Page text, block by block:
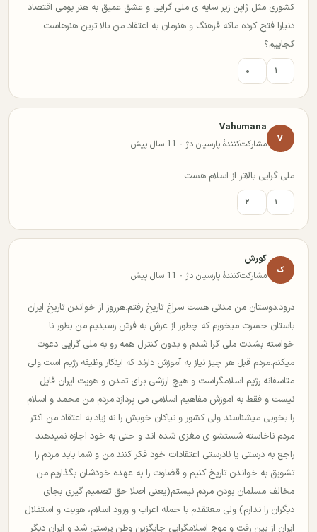
کشوری مثل ژاپن زیر سایه ی ملی گرایی و عشق عمیق به هنر بومی اقتصاد
دنیارا فتح کرده ماکه فرهنگ و هنرمان به اعتقاد من بالا ترین هنرهاست
کجاییم؟
۱ ۰
V
Vahumana
مشارکت‌کنندهٔ پارسیان دژ · 11 سال پیش
ملی گرایی بالاتر از اسلام هست.
۱ ۲
ک
کورش
مشارکت‌کنندهٔ پارسیان دژ · 11 سال پیش
درود.دوستان من مدتی هست سراغ تاریخ رفتم.هرروز از خواندن تاریخ ایران
باستان حسرت میخورم که چطور از عرش به فرش رسیدیم.من بطور نا
خواسته بشدت ملی گرا شدم و بدون کنترل همه رو به ملی گرایی دعوت
میکنم.مردم قبل هر چیز نیاز به آموزش دارند که اینکار وظیفه رژیم است.ولی
متاسفانه رژیم اسلامگراست و هیچ ارزشی برای تمدن و هویت ایران قایل
نیست و فقط به آموزش مفاهیم اسلامی می پردازد.مردم من محمد و اسلام
را بخوبی میشناسند ولی کشور و نیاکان خویش را نه زیاد.به اعتقاد من اکثر
مردم ناخاسته شستشو ی مغزی شده اند و حتی به خود اجازه نمیدهند
راجع به درستی یا نادرستی اعتقادات خود فکر کنند.من و شما باید مردم را
تشویق به خواندن تاریخ کنیم و قضاوت را به عهده خودشان بگذاریم.من
مخالف مسلمان بودن مردم نیستم(یعنی اصلا حق تصمیم گیری بجای
دیگران را ندارم) ولی معتقدم با حمله اعراب و ورود اسلام، هویت و استقلال
ایران از بین رفت و موج اسلامگرایی جایگزین وطن پرستی شد و ایران دیگر